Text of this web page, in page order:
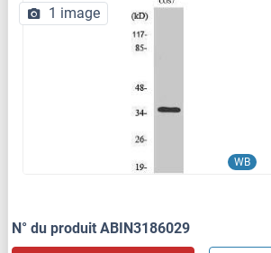
WB
1 image
N° du produit ABIN3186029